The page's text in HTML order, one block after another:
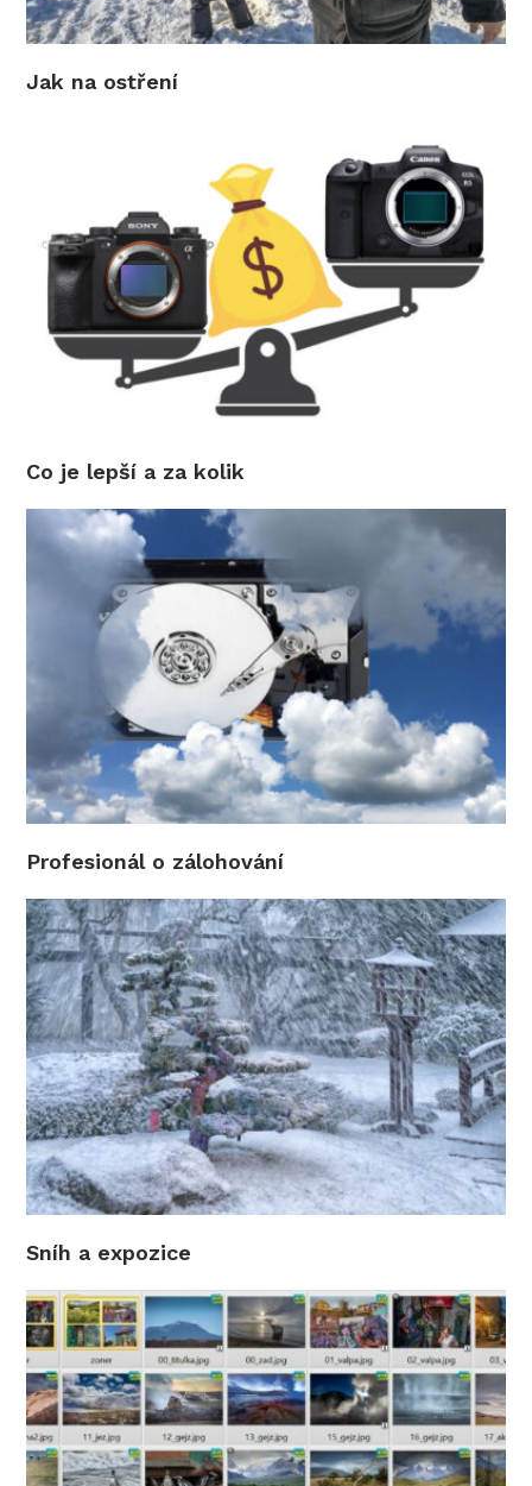
Jak na ostření
Co je lepší a za kolik
Profesionál o zálohování
Sníh a expozice